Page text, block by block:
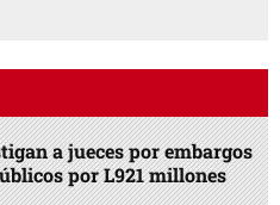
a jueces por embargos
por L921 millones